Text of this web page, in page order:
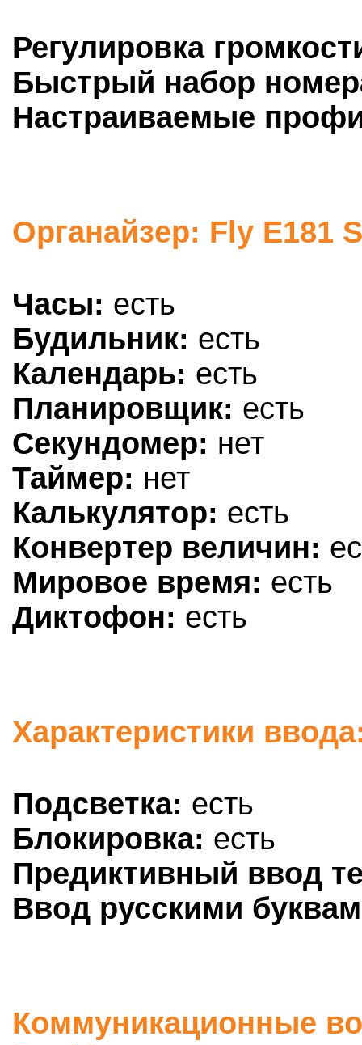
Регулировка
Быстрый набор
Настраиваемые
Органайзер: Fly E181
Часы: есть
Будильник: есть
Календарь: есть
Планировщик: есть
Секундомер: нет
Таймер: нет
Калькулятор: есть
Конвертер величин:
Мировое время: есть
Диктофон: есть
Характеристики
Подсветка: есть
Блокировка: есть
Предиктивный ввод
Ввод русскими
Коммуникационные